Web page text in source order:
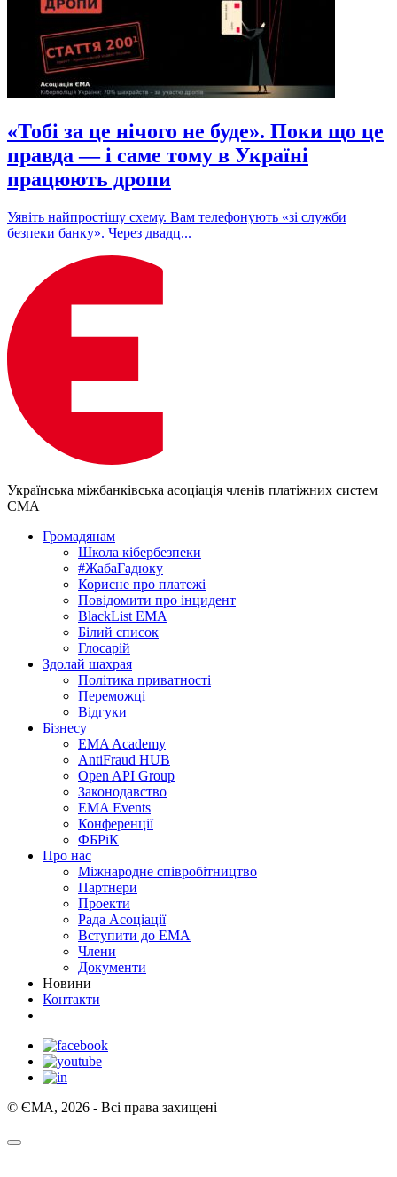
«Тобі за це нічого не буде». Поки що це
правда — і саме тому в Україні
працюють дропи
Уявіть найпростішу схему. Вам телефонують «зі служби
безпеки банку». Через двадц...
Українська міжбанківська асоціація членів платіжних систем
ЄМА
Громадянам
Школа кібербезпеки
#ЖабаГадюку
Корисне про платежі
Повідомити про інцидент
BlackList EMA
Білий список
Глосарій
Здолай шахрая
Політика приватності
Переможцi
Відгуки
Бізнесу
EMA Academy
AntiFraud HUB
Open API Group
Законодавство
EMA Events
Конференції
ФБРіК
Про нас
Міжнародне співробітництво
Партнери
Проекти
Рада Асоціації
Вступити до ЕМА
Члени
Документи
Новини
Контакти
© ЄМА, 2026 - Всі права захищені